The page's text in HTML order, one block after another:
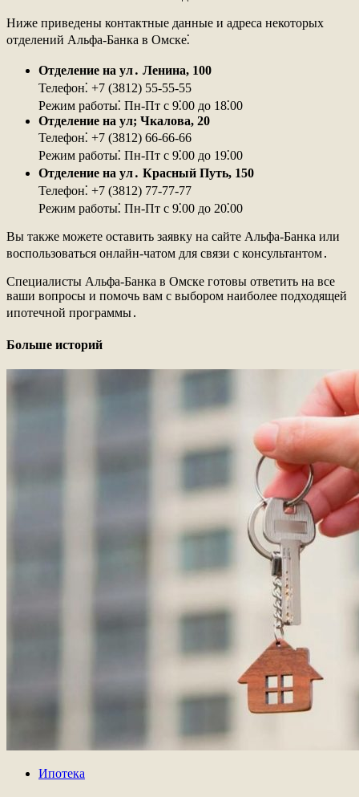
Ниже приведены контактные данные и адреса некоторых
отделений Альфа-Банка в Омске⁚
Отделение на ул․ Ленина, 100
Телефон⁚ +7 (3812) 55-55-55
Режим работы⁚ Пн-Пт с 9⁚00 до 18⁚00
Отделение на ул; Чкалова, 20
Телефон⁚ +7 (3812) 66-66-66
Режим работы⁚ Пн-Пт с 9⁚00 до 19⁚00
Отделение на ул․ Красный Путь, 150
Телефон⁚ +7 (3812) 77-77-77
Режим работы⁚ Пн-Пт с 9⁚00 до 20⁚00
Вы также можете оставить заявку на сайте Альфа-Банка или
воспользоваться онлайн-чатом для связи с консультантом․
Специалисты Альфа-Банка в Омске готовы ответить на все
ваши вопросы и помочь вам с выбором наиболее подходящей
ипотечной программы․
Больше историй
Ипотека